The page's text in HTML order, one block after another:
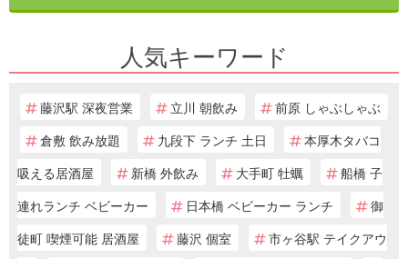
人気キーワード
藤沢駅 深夜営業 立川 朝飲み
前原 しゃぶしゃぶ
倉敷 飲み放題
九段下 ランチ 土日
本厚木タバコ
吸える居酒屋
新橋 外飲み 大手町 牡蠣
船橋 子
連れランチ ベビーカー
日本橋 ベビーカー ランチ
御
徒町 喫煙可能 居酒屋
藤沢 個室
市ヶ谷駅 テイクアウ